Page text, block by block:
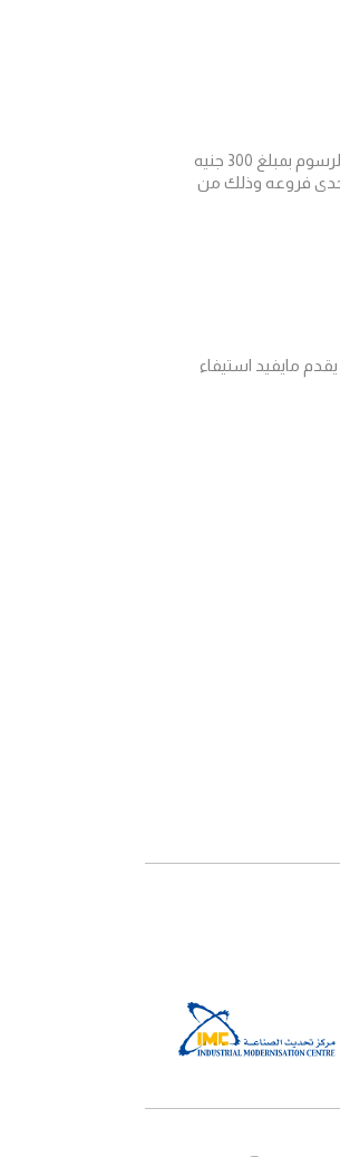
جنيه
فروعه وذلك من
يقدم مايفيد استيفاء